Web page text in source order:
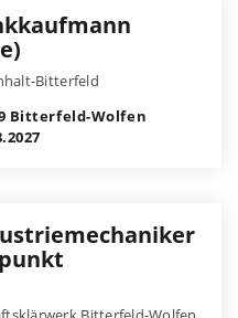
Bitterfeld
Bitterfeld-Wolfen